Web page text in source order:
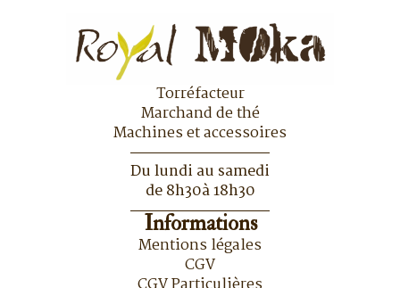
Torréfacteur
Marchand de thé
Machines et accessoires
Du lundi au samedi
de 8h30à 18h30
Informations
Mentions légales
CGV